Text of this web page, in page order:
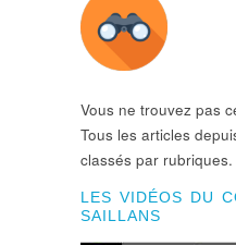
Vous ne trouvez pas
Tous les articles
classés par rubriques.
LES VIDÉOS DU
SAILLANS